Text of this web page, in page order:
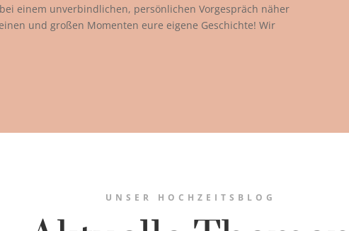
einem unverbindlichen, persönlichen Vorgespräch näher
und großen Momenten eure eigene Geschichte! Wir
UNSER HOCHZEITSBLOG